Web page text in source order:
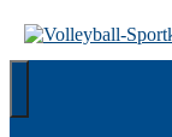
zum
Inhalt